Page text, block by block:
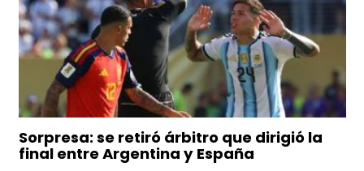
Sorpresa: se retiró árbitro que dirigió la
final entre Argentina y España